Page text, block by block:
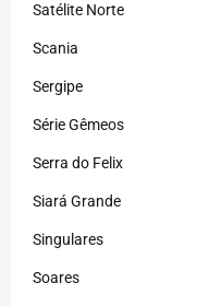
Satélite Norte
Scania
Sergipe
Série Gêmeos
Serra do Felix
Siará Grande
Singulares
Soares